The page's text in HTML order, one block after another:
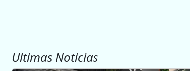
Ultimas Noticias